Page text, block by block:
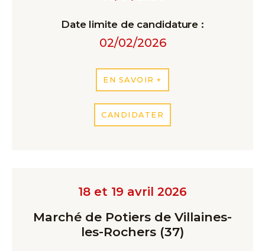
18 et 19 avril 2026
Marché de Potiers de Villaines-
les-Rochers (37)
Date limite de candidature :
02/02/2026
EN SAVOIR +
CANDIDATER